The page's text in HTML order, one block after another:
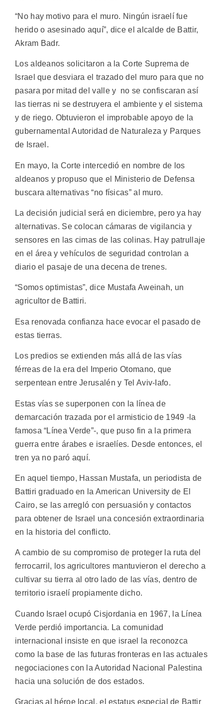
“No hay motivo para el muro. Ningún israelí fue
herido o asesinado aquí”, dice el alcalde de Battir,
Akram Badr.
Los aldeanos solicitaron a la Corte Suprema de
Israel que desviara el trazado del muro para que no
pasara por mitad del valle y no se confiscaran así
las tierras ni se destruyera el ambiente y el sistema
y de riego. Obtuvieron el improbable apoyo de la
gubernamental Autoridad de Naturaleza y Parques
de Israel.
En mayo, la Corte intercedió en nombre de los
aldeanos y propuso que el Ministerio de Defensa
buscara alternativas “no físicas” al muro.
La decisión judicial será en diciembre, pero ya hay
alternativas. Se colocan cámaras de vigilancia y
sensores en las cimas de las colinas. Hay patrullaje
en el área y vehículos de seguridad controlan a
diario el pasaje de una decena de trenes.
“Somos optimistas”, dice Mustafa Aweinah, un
agricultor de Battiri.
Esa renovada confianza hace evocar el pasado de
estas tierras.
Los predios se extienden más allá de las vías
férreas de la era del Imperio Otomano, que
serpentean entre Jerusalén y Tel Aviv-Iafo.
Estas vías se superponen con la línea de
demarcación trazada por el armisticio de 1949 -la
famosa “Línea Verde”-, que puso fin a la primera
guerra entre árabes e israelíes. Desde entonces, el
tren ya no paró aquí.
En aquel tiempo, Hassan Mustafa, un periodista de
Battiri graduado en la American University de El
Cairo, se las arregló con persuasión y contactos
para obtener de Israel una concesión extraordinaria
en la historia del conflicto.
A cambio de su compromiso de proteger la ruta del
ferrocarril, los agricultores mantuvieron el derecho a
cultivar su tierra al otro lado de las vías, dentro de
territorio israelí propiamente dicho.
Cuando Israel ocupó Cisjordania en 1967, la Línea
Verde perdió importancia. La comunidad
internacional insiste en que israel la reconozca
como la base de las futuras fronteras en las actuales
negociaciones con la Autoridad Nacional Palestina
hacia una solución de dos estados.
Gracias al héroe local, el estatus especial de Battir